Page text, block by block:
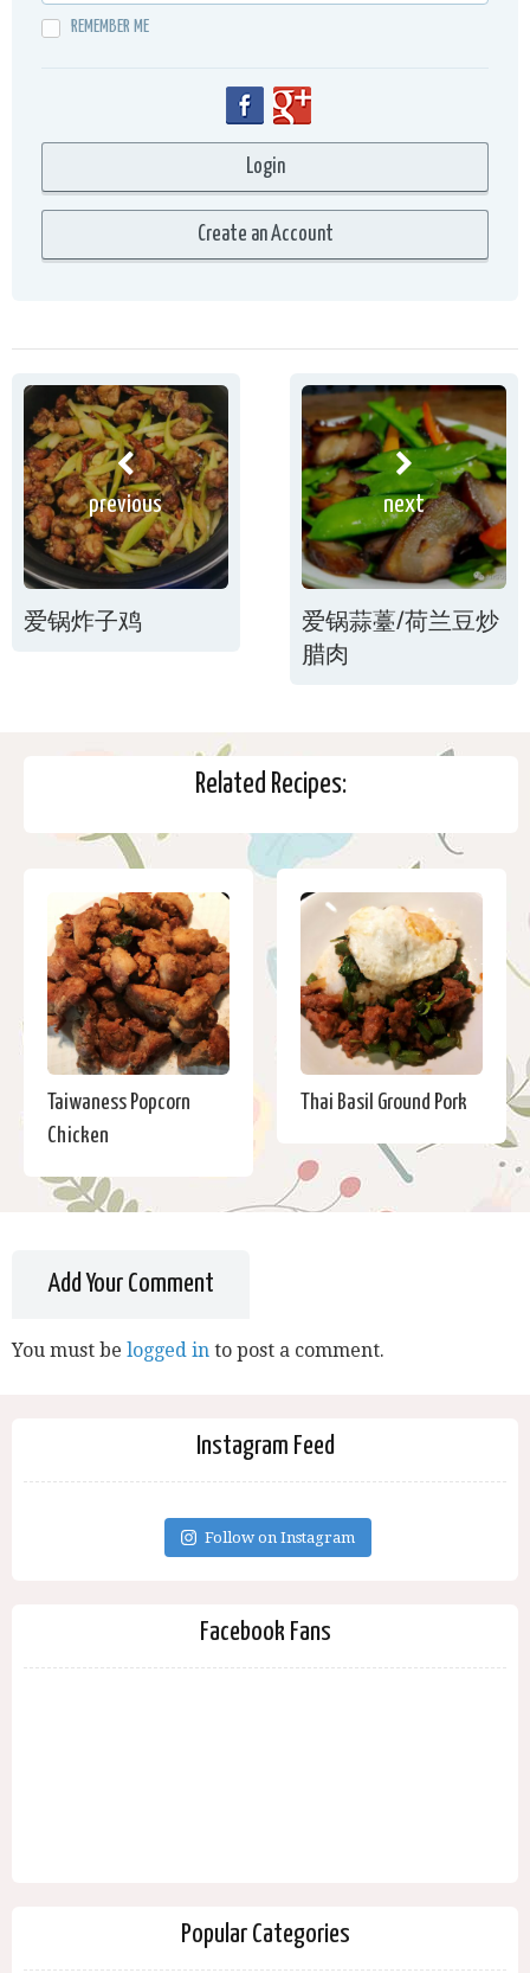
REMEMBER ME
previous
爱锅炸子鸡
next
爱锅蒜薹/荷兰豆炒
腊肉
Related Recipes:
Taiwaness Popcorn
Chicken
Thai Basil Ground Pork
Add Your Comment
You must be logged in to post a comment.
Instagram Feed
Follow on Instagram
Facebook Fans
Popular Categories